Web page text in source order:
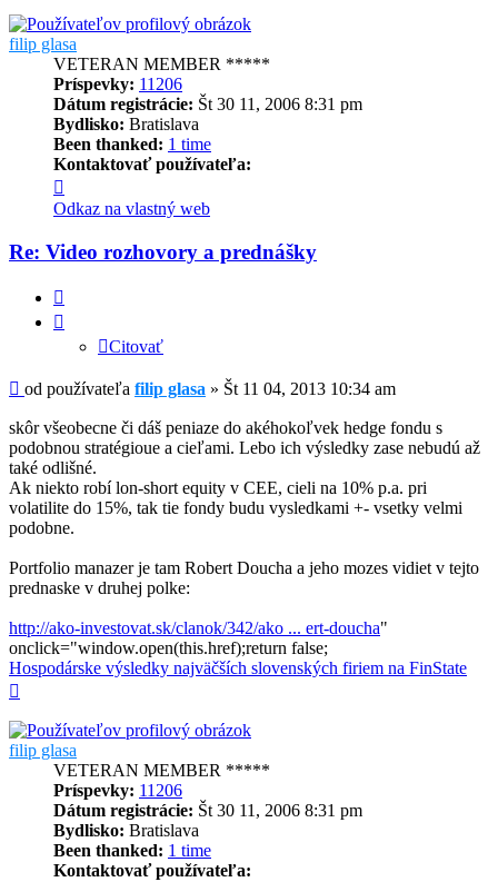
filip glasa
VETERAN MEMBER *****
Príspevky: 11206
Dátum registrácie: Št 30 11, 2006 8:31 pm
Bydlisko: Bratislava
Been thanked: 1 time
Kontaktovať používateľa:
informácie
používateľa
-
filip
Odkaz na vlastný web
Re: Video rozhovory a prednášky
Citovať
Príspevok
od používateľa filip glasa » Št 11 04, 2013 10:34 am
skôr všeobecne či dáš peniaze do akéhokoľvek hedge fondu s
podobnou stratégioue a cieľami. Lebo ich výsledky zase nebudú až
také odlišné.
Ak niekto robí lon-short equity v CEE, cieli na 10% p.a. pri
volatilite do 15%, tak tie fondy budu vysledkami +- vsetky velmi
podobne.
Portfolio manazer je tam Robert Doucha a jeho mozes vidiet v tejto
prednaske v druhej polke:
http://ako-investovat.sk/clanok/342/ako ... ert-doucha"
onclick="window.open(this.href);return false;
Hospodárske výsledky najväčších slovenských firiem na FinState
filip glasa
VETERAN MEMBER *****
Príspevky: 11206
Dátum registrácie: Št 30 11, 2006 8:31 pm
Bydlisko: Bratislava
Been thanked: 1 time
Kontaktovať používateľa: